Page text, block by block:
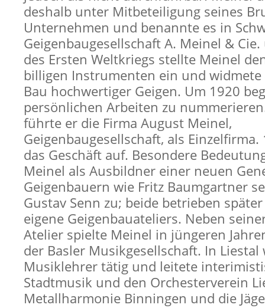
deshalb unter Mitbeteiligung seines
Unternehmen und benannte es in
Geigenbaugesellschaft A. Meinel &
des Ersten Weltkriegs stellte Meinel
billigen Instrumenten ein und widmete
Bau hochwertiger Geigen. Um 1920
persönlichen Arbeiten zu
führte er die Firma August Meinel,
Geigenbaugesellschaft, als Einzelfirma.
das Geschäft auf. Besondere
Meinel als Ausbildner einer neuen
Geigenbauern wie Fritz Baumgartner
Gustav Senn zu; beide betrieben
eigene Geigenbauateliers. Neben
Atelier spielte Meinel in jüngeren
der Basler Musikgesellschaft. In Liestal
Musiklehrer tätig und leitete
Stadtmusik und den Orchesterverein
Metallharmonie Binningen und die